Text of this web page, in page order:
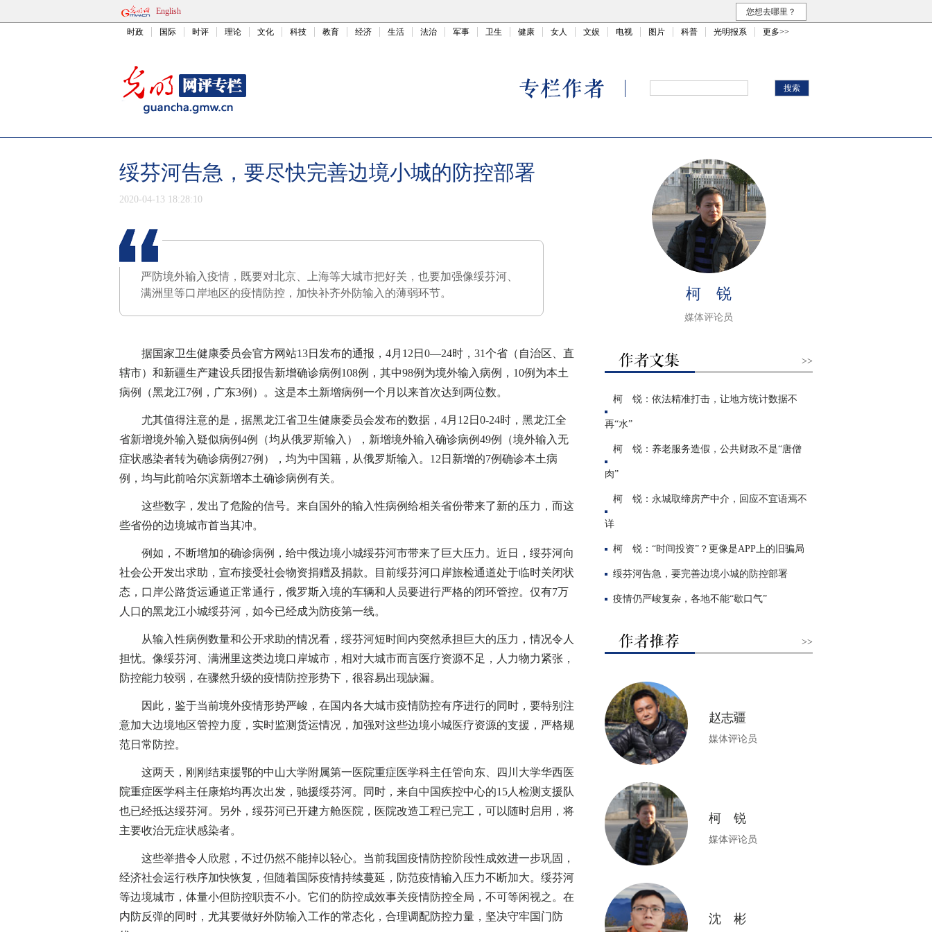
English 您想去哪里？
时政 国际 时评 理论 文化 科技 教育 经济 生活 法治 军事 卫生 健康 女人 文娱 电视 图片 科普 光明报系 更多>>
绥芬河告急，要尽快完善边境小城的防控部署
2020-04-13 18:28:10
严防境外输入疫情，既要对北京、上海等大城市把好关，也要加强像绥芬河、
满洲里等口岸地区的疫情防控，加快补齐外防输入的薄弱环节。
据国家卫生健康委员会官方网站13日发布的通报，4月12日0—24时，31个省（自治区、直
辖市）和新疆生产建设兵团报告新增确诊病例108例，其中98例为境外输入病例，10例为本土
病例（黑龙江7例，广东3例）。这是本土新增病例一个月以来首次达到两位数。
尤其值得注意的是，据黑龙江省卫生健康委员会发布的数据，4月12日0-24时，黑龙江全
省新增境外输入疑似病例4例（均从俄罗斯输入），新增境外输入确诊病例49例（境外输入无
症状感染者转为确诊病例27例），均为中国籍，从俄罗斯输入。12日新增的7例确诊本土病
例，均与此前哈尔滨新增本土确诊病例有关。
这些数字，发出了危险的信号。来自国外的输入性病例给相关省份带来了新的压力，而这
些省份的边境城市首当其冲。
例如，不断增加的确诊病例，给中俄边境小城绥芬河市带来了巨大压力。近日，绥芬河向
社会公开发出求助，宣布接受社会物资捐赠及捐款。目前绥芬河口岸旅检通道处于临时关闭状
态，口岸公路货运通道正常通行，俄罗斯入境的车辆和人员要进行严格的闭环管控。仅有7万
人口的黑龙江小城绥芬河，如今已经成为防疫第一线。
从输入性病例数量和公开求助的情况看，绥芬河短时间内突然承担巨大的压力，情况令人
担忧。像绥芬河、满洲里这类边境口岸城市，相对大城市而言医疗资源不足，人力物力紧张，
防控能力较弱，在骤然升级的疫情防控形势下，很容易出现缺漏。
因此，鉴于当前境外疫情形势严峻，在国内各大城市疫情防控有序进行的同时，要特别注
意加大边境地区管控力度，实时监测货运情况，加强对这些边境小城医疗资源的支援，严格规
范日常防控。
这两天，刚刚结束援鄂的中山大学附属第一医院重症医学科主任管向东、四川大学华西医
院重症医学科主任康焰均再次出发，驰援绥芬河。同时，来自中国疾控中心的15人检测支援队
也已经抵达绥芬河。另外，绥芬河已开建方舱医院，医院改造工程已完工，可以随时启用，将
主要收治无症状感染者。
这些举措令人欣慰，不过仍然不能掉以轻心。当前我国疫情防控阶段性成效进一步巩固，
经济社会运行秩序加快恢复，但随着国际疫情持续蔓延，防范疫情输入压力不断加大。绥芬河
等边境城市，体量小但防控职责不小。它们的防控成效事关疫情防控全局，不可等闲视之。在
内防反弹的同时，尤其要做好外防输入工作的常态化，合理调配防控力量，坚决守牢国门防
柯 锐
媒体评论员
>>
柯 锐：依法精准打击，让地方统计数据不
再“水”
柯 锐：养老服务造假，公共财政不是“唐僧
肉”
柯 锐：永城取缔房产中介，回应不宜语焉不
详
柯 锐：“时间投资”？更像是APP上的旧骗局
绥芬河告急，要完善边境小城的防控部署
疫情仍严峻复杂，各地不能“歇口气”
>>
赵志疆
媒体评论员
柯 锐
媒体评论员
沈 彬